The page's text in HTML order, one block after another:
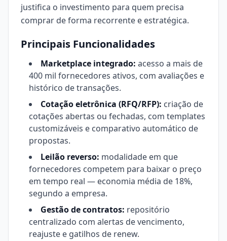
justifica o investimento para quem precisa
comprar de forma recorrente e estratégica.
Principais Funcionalidades
Marketplace integrado: acesso a mais de
400 mil fornecedores ativos, com avaliações e
histórico de transações.
Cotação eletrônica (RFQ/RFP): criação de
cotações abertas ou fechadas, com templates
customizáveis e comparativo automático de
propostas.
Leilão reverso: modalidade em que
fornecedores competem para baixar o preço
em tempo real — economia média de 18%,
segundo a empresa.
Gestão de contratos: repositório
centralizado com alertas de vencimento,
reajuste e gatilhos de renew.